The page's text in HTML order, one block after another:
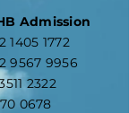
Admission
1405 1772
9567 9956
2322
0678